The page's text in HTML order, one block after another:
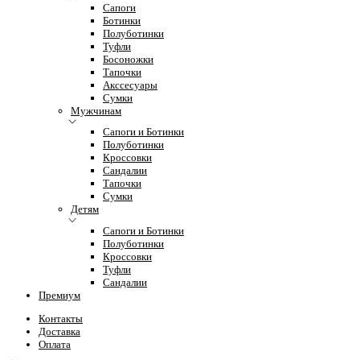
Сапоги
Ботинки
Полуботинки
Туфли
Босоножки
Тапочки
Акссесуары
Сумки
Мужчинам
Сапоги и Ботинки
Полуботинки
Кроссовки
Сандалии
Тапочки
Сумки
Детям
Сапоги и Ботинки
Полуботинки
Кроссовки
Туфли
Сандалии
Премиум
Контакты
Доставка
Оплата